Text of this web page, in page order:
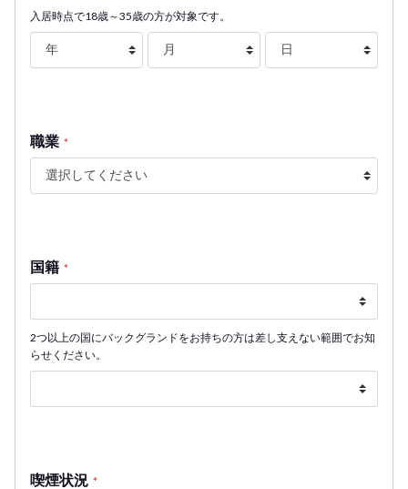
入居時点で18歳～35歳の方が対象です。
職業 *
国籍 *
2つ以上の国にバックグランドをお持ちの方は差し支えない範囲でお知
らせください。
喫煙状況 *